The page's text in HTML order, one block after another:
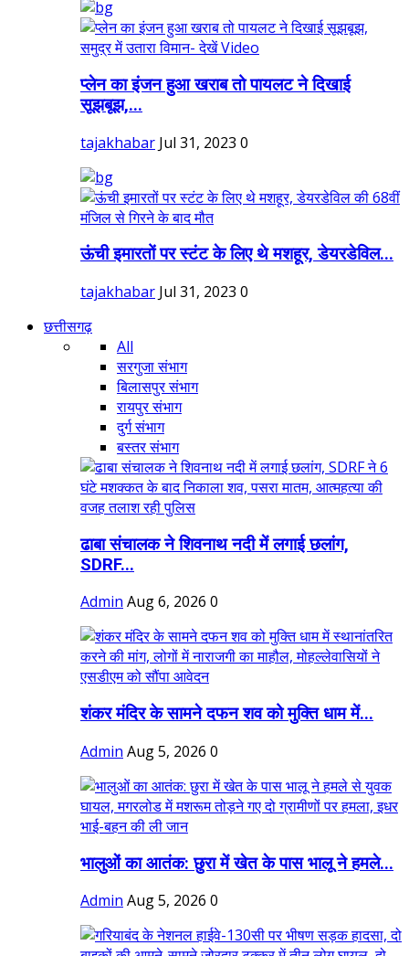
प्लेन का इंजन हुआ खराब तो पायलट ने दिखाई
सूझबूझ,...
tajakhabar Jul 31, 2023 0
ऊंची इमारतों पर स्टंट के लिए थे मशहूर, डेयरडेविल...
tajakhabar Jul 31, 2023 0
छत्तीसगढ़
All
सरगुजा संभाग
बिलासपुर संभाग
रायपुर संभाग
दुर्ग संभाग
बस्तर संभाग
ढाबा संचालक ने शिवनाथ नदी में लगाई छलांग,
SDRF...
Admin Aug 6, 2026 0
शंकर मंदिर के सामने दफन शव को मुक्ति धाम में...
Admin Aug 5, 2026 0
भालुओं का आतंक: छुरा में खेत के पास भालू ने हमले...
Admin Aug 5, 2026 0